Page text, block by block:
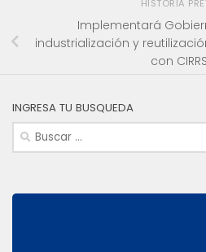
HISTORIA
Implementará
industrialización y
con
INGRESA TU BUSQUEDA
Buscar: